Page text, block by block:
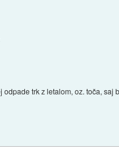
trk z letalom, oz. toča,